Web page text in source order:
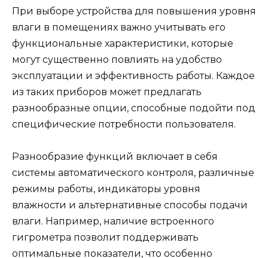
При выборе устройства для повышения уровня
влаги в помещениях важно учитывать его
функциональные характеристики, которые
могут существенно повлиять на удобство
эксплуатации и эффективность работы. Каждое
из таких приборов может предлагать
разнообразные опции, способные подойти под
специфические потребности пользователя.
Разнообразие функций включает в себя
системы автоматического контроля, различные
режимы работы, индикаторы уровня
влажности и альтернативные способы подачи
влаги. Например, наличие встроенного
гигрометра позволит поддерживать
оптимальные показатели, что особенно